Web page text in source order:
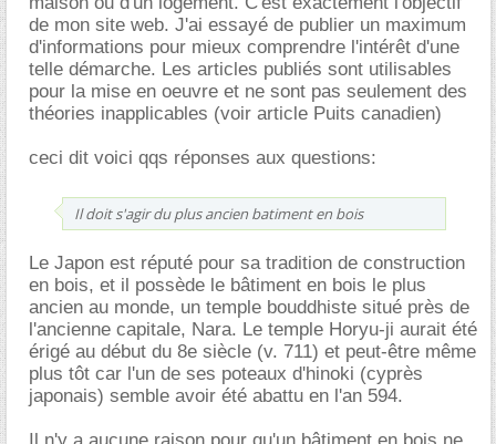
de mon site web. J'ai essayé de publier un maximum
d'informations pour mieux comprendre l'intérêt d'une
telle démarche. Les articles publiés sont utilisables
pour la mise en oeuvre et ne sont pas seulement des
théories inapplicables (voir article Puits canadien)
ceci dit voici qqs réponses aux questions:
Il doit s'agir du plus ancien batiment en bois
Le Japon est réputé pour sa tradition de construction
en bois, et il possède le bâtiment en bois le plus
ancien au monde, un temple bouddhiste situé près de
l'ancienne capitale, Nara. Le temple Horyu-ji aurait été
érigé au début du 8e siècle (v. 711) et peut-être même
plus tôt car l'un de ses poteaux d'hinoki (cyprès
japonais) semble avoir été abattu en l'an 594.